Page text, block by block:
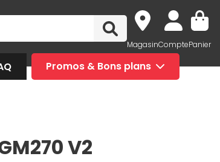
MagasinComptePanier
Promos & Bons plans
V2